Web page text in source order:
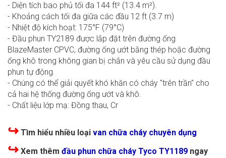
- Diện tích bao phủ tối đa 144 ft² (13.4 m²).
- Khoảng cách tối đa giữa các đầu 12 ft (3.7 m)
- Nhiệt độ kích hoạt: 175°F (79°C)
- Đầu phun TY2189 được lắp đặt trên đường ống
BlazeMaster CPVC, đường ống ướt bằng thép hoặc đường
ống khô trong không gian bị chắn và yêu cầu sử dụng đầu
phun tự động.
- Chúng có thể giải quyết khó khăn có cháy "trên trần" cho
cả hai hệ thống đường ống ướt và khô.
- Chất liệu lớp mạ: Đồng thau, Cr
↪ Tìm hiểu nhiều loại van chữa cháy chuyên dụng
↪ Xem thêm đầu phun chữa cháy Tyco TY1189 ngay